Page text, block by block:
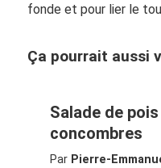
fonde et pour lier le
Ça pourrait aussi
Salade de
concombres
Par Pierre-